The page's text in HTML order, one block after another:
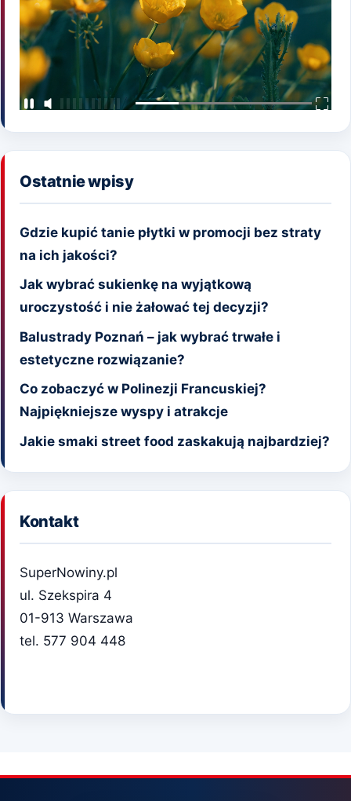
Ostatnie wpisy
Gdzie kupić tanie płytki w promocji bez straty
na ich jakości?
Jak wybrać sukienkę na wyjątkową
uroczystość i nie żałować tej decyzji?
Balustrady Poznań – jak wybrać trwałe i
estetyczne rozwiązanie?
Co zobaczyć w Polinezji Francuskiej?
Najpiękniejsze wyspy i atrakcje
Jakie smaki street food zaskakują najbardziej?
Kontakt
SuperNowiny.pl
ul. Szekspira 4
01-913 Warszawa
tel. 577 904 448